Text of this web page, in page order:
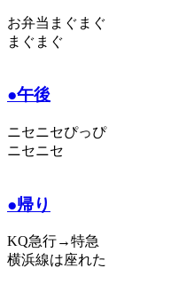
お弁当まぐまぐ
まぐまぐ
●午後
ニセニセぴっぴ
ニセニセ
●帰り
KQ急行→特急
横浜線は座れた